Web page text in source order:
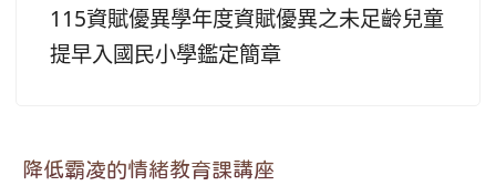
115資賦優異學年度資賦優異之未足齡兒童
提早入國民小學鑑定簡章
降低霸凌的情緒教育課講座